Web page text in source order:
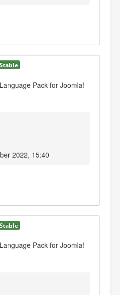
Stable
Pack for Joomla!
2022, 15:40
Stable
Pack for Joomla!